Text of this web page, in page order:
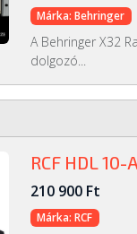
Márka: Behringer
A Behringer X32
dolgozó...
RCF HDL 10-
210 900 Ft
Márka: RCF